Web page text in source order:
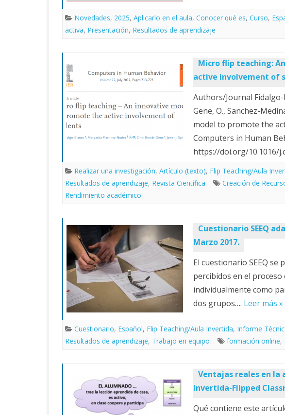
Novedades, 2025, Aplicarlo en el aula, Conocer qué es, Curso,
activa, Presentación, Resultados de aprendizaje
Micro flip teaching:
active involvement of
Authors/Journal
Gene, O., Sanchez-
model to promote the
Computers in Human
https://doi.org/10.1016/
Realizar una investigación, Artículo (texto), Flip Teaching/Aula
Resultados de aprendizaje, Revista Científica Creación de
Rendimiento académico
Cuestionario SEEQ
Marzo 2017.
El cuestionario SEEQ
percibidos en el
individualmente como
dos grupos…. Leer más »
Cuestionario, Español, Flip Teaching/Aula Invertida, Informe
Resultados de aprendizaje, Trabajo en equipo formación online,
Ventajas reales en la
Invertida-Flipped
Qué contiene este